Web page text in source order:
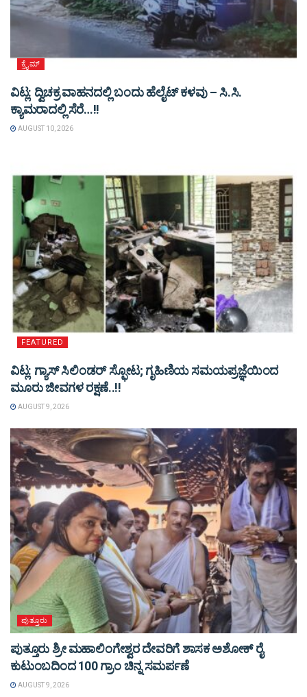
ಕ್ರೈಮ್
ವಿಟ್ಲ: ದ್ವಿಚಕ್ರ ವಾಹನದಲ್ಲಿ ಬಂದು ಹೆಲೈಟ್ ಕಳವು – ಸಿ.ಸಿ.
ಕ್ಯಾಮರಾದಲ್ಲಿ ಸೆರೆ…!!
AUGUST 10, 2026
FEATURED
ವಿಟ್ಲ: ಗ್ಯಾಸ್ ಸಿಲಿಂಡರ್ ಸ್ಫೋಟ; ಗೃಹಿಣಿಯ ಸಮಯಪ್ರಜ್ಞೆಯಿಂದ
ಮೂರು ಜೀವಗಳ ರಕ್ಷಣೆ..!!
AUGUST 9, 2026
ಪುತ್ತೂರು
ಪುತ್ತೂರು ಶ್ರೀ ಮಹಾಲಿಂಗೇಶ್ವರ ದೇವರಿಗೆ ಶಾಸಕ ಅಶೋಕ್ ರೈ
ಕುಟುಂಬದಿಂದ 100 ಗ್ರಾಂ ಚಿನ್ನ ಸಮರ್ಪಣೆ
AUGUST 9, 2026